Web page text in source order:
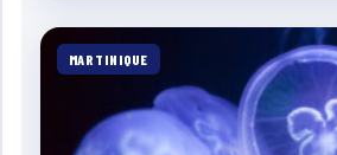
MARTINIQUE